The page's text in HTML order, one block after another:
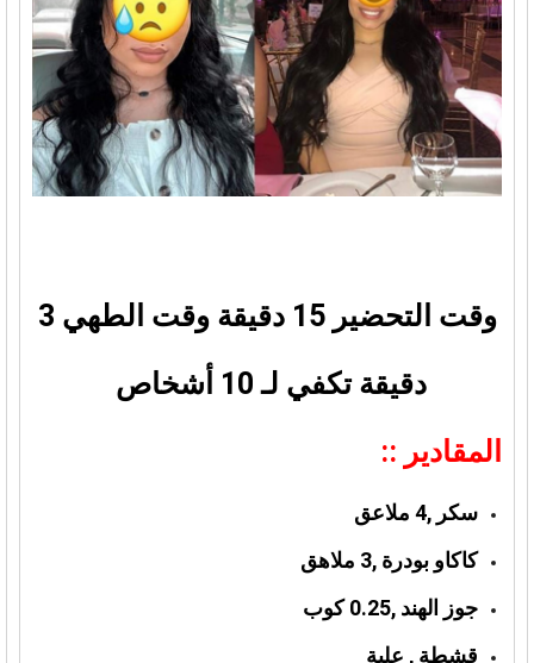
وقت التحضير 15 دقيقة
وقت الطهي 3
دقيقةتكفي لـ 10 أشخاص
المقادير ::
سكر ,4 ملاعق
كاكاو بودرة ,3 ملاهق
جوز الهند ,0.25 كوب
قشطة , علبة